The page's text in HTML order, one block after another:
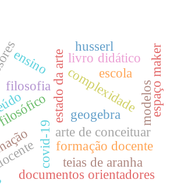
estado da artecomplexidade
filosofia
arte de conceituar
covid-19
documentos orientadores
formação docente
livro didático
modelos
geogebra
teias de aranha
espaço maker
ensino escola
husserl